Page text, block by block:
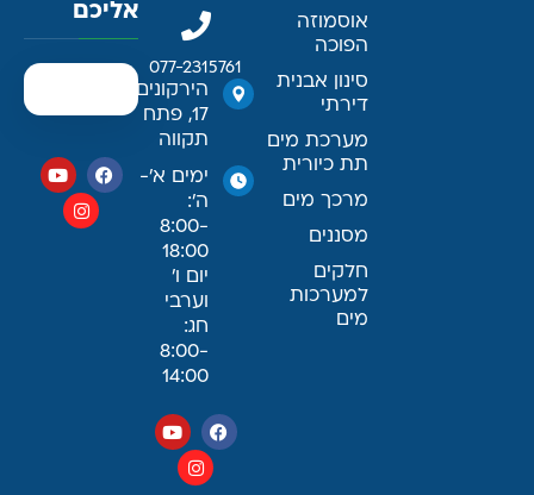
אוסמוזה
הפוכה
סינון אבנית
דירתי
מערכת מים
תת כיורית
מרכך מים
מסננים
חלקים
למערכות
מים
077-2315761
הירקונים
17, פתח
תקווה
ימים א׳-
ה׳:
8:00-
18:00
יום ו׳
וערבי
חג:
8:00-
14:00
אליכם